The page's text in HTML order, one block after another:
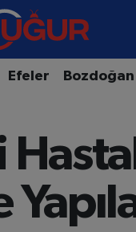
Efeler Bozdoğan
Fikstür